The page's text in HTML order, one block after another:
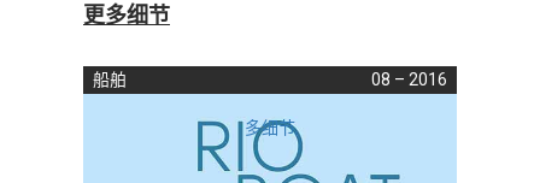
更多细节
船舶 08 – 2016
多细节